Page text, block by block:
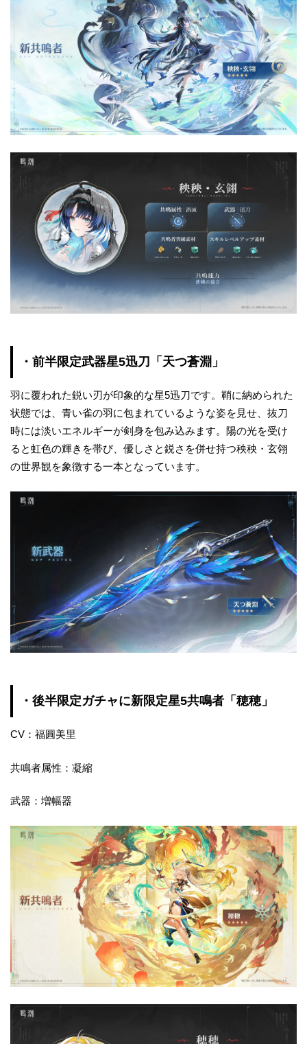
・前半限定武器星5迅刀「天つ蒼淵」
羽に覆われた鋭い刃が印象的な星5迅刀です。鞘に納められた
状態では、青い雀の羽に包まれているような姿を見せ、抜刀
時には淡いエネルギーが剣身を包み込みます。陽の光を受け
ると虹色の輝きを帯び、優しさと鋭さを併せ持つ秧秧・玄翎
の世界観を象徴する一本となっています。
・後半限定ガチャに新限定星5共鳴者「穂穂」
CV：福圓美里
共鳴者属性：凝縮
武器：増幅器